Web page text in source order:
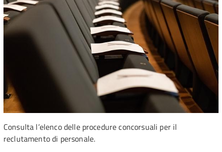
Consulta l’elenco delle procedure concorsuali per il
reclutamento di personale.